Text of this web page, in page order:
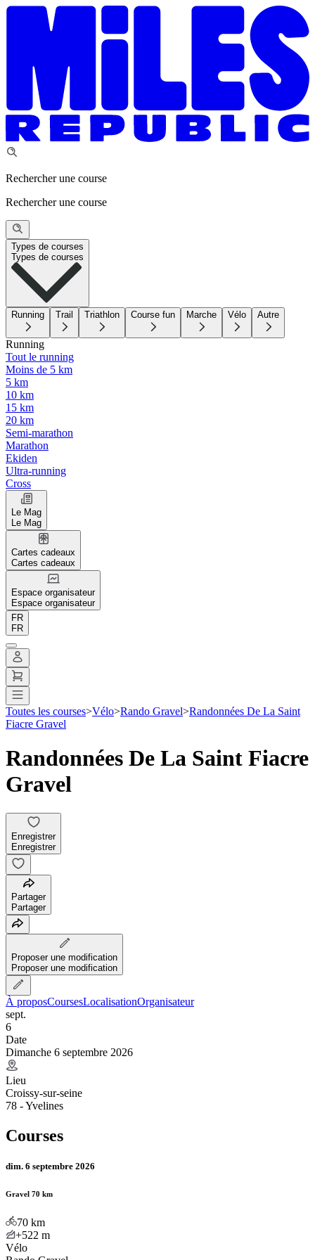
Rechercher une course
Rechercher une course
Types de courses
Types de courses
Running Trail Triathlon Course fun Marche Vélo Autre
Running
Tout le running
Moins de 5 km
5 km
10 km
15 km
20 km
Semi-marathon
Marathon
Ekiden
Ultra-running
Cross
Le Mag
Le Mag
Cartes cadeaux
Cartes cadeaux
Espace organisateur
Espace organisateur
FR
FR
Toutes les courses>Vélo>Rando Gravel>Randonnées De La Saint
Fiacre Gravel
Randonnées De La Saint Fiacre
Gravel
Enregistrer
Enregistrer
Partager
Partager
Proposer une modification
Proposer une modification
À proposCoursesLocalisationOrganisateur
sept.
6
Date
Dimanche 6 septembre 2026
Lieu
Croissy-sur-seine
78 - Yvelines
Courses
dim. 6 septembre 2026
Gravel 70 km
70 km
+522 m
Vélo